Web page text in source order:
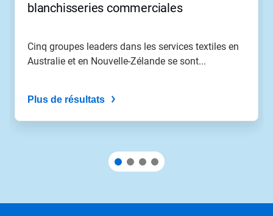
blanchisseries commerciales
Cinq groupes leaders dans les services textiles en
Australie et en Nouvelle-Zélande se sont...
Plus de résultats